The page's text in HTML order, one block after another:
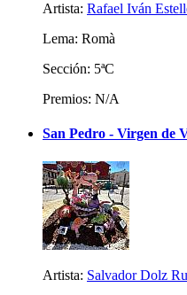
Artista: Rafael Iván
Lema: Romà
Sección: 5ªC
Premios: N/A
San Pedro - Virgen de
Artista: Salvador Dolz